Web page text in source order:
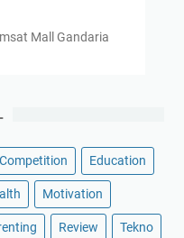
Mall Gandaria
Competition Education
Motivation
Review Tekno